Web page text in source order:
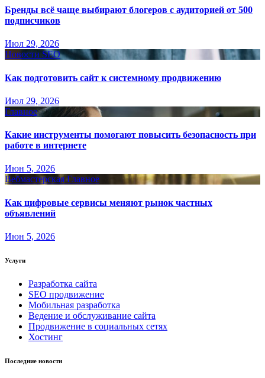
Бренды всё чаще выбирают блогеров с аудиторией от 500
подписчиков
Июл 29, 2026
Новости SEO
Как подготовить сайт к системному продвижению
Июл 29, 2026
Главное
Какие инструменты помогают повысить безопасность при
работе в интернете
Июн 5, 2026
Вебмастерская Главное
Как цифровые сервисы меняют рынок частных
объявлений
Июн 5, 2026
Услуги
Разработка сайта
SEO продвижение
Мобильная разработка
Ведение и обслуживание сайта
Продвижение в социальных сетях
Хостинг
Последние новости